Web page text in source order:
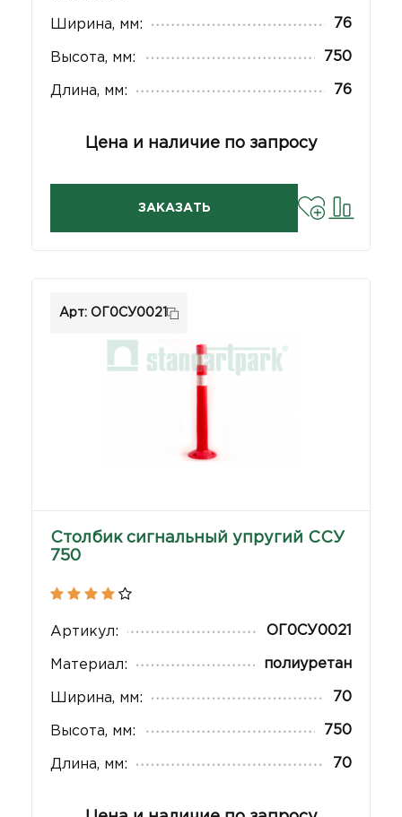
Ширина, мм: 76
Высота, мм: 750
Длина, мм: 76
Цена и наличие по запросу
ЗАКАЗАТЬ
Арт: ОГ0СУ0021
Столбик сигнальный упругий ССУ
750
Артикул: ОГ0СУ0021
Материал: полиуретан
Ширина, мм: 70
Высота, мм: 750
Длина, мм: 70